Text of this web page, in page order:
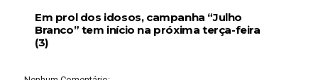
Em prol dos idosos, campanha “Julho
Branco” tem início na próxima terça-feira
(3)